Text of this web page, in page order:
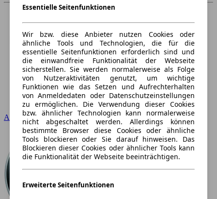
Audi
Essentielle Seitenfunktionen
Wir bzw. diese Anbieter nutzen Cookies oder
ähnliche Tools und Technologien, die für die
essentielle Seitenfunktionen erforderlich sind und
die einwandfreie Funktionalität der Webseite
sicherstellen. Sie werden normalerweise als Folge
von Nutzeraktivitäten genutzt, um wichtige
Funktionen wie das Setzen und Aufrechterhalten
von Anmeldedaten oder Datenschutzeinstellungen
zu ermöglichen. Die Verwendung dieser Cookies
bzw. ähnlicher Technologien kann normalerweise
nicht abgeschaltet werden. Allerdings können
bestimmte Browser diese Cookies oder ähnliche
Tools blockieren oder Sie darauf hinweisen. Das
Blockieren dieser Cookies oder ähnlicher Tools kann
die Funktionalität der Webseite beeinträchtigen.
Erweiterte Seitenfunktionen